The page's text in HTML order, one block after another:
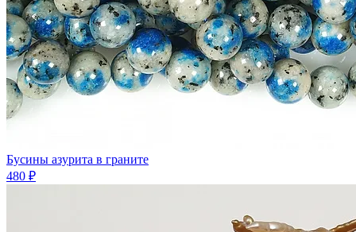
Бусины азурита в граните
480 ₽